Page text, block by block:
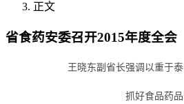
正文
省食药安委召开2015年度全会
王晓东副省长强调以重于
抓好食品药品